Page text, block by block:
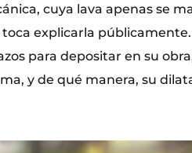
cuya lava apenas se
explicarla
para depositar en su
y de qué manera, su